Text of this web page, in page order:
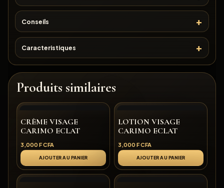
Conseils
Caracteristiques
Produits similaires
CRÈME VISAGE
CARIMO ECLAT
3,000 F CFA
AJOUTER AU PANIER
LOTION VISAGE
CARIMO ECLAT
3,000 F CFA
AJOUTER AU PANIER